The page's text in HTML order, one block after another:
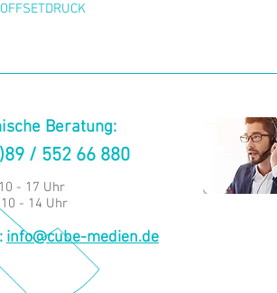
OFFSETDRUCK
Beratung:
/ 552 66 880
- 17 Uhr
- 14 Uhr
info@cube-medien.de